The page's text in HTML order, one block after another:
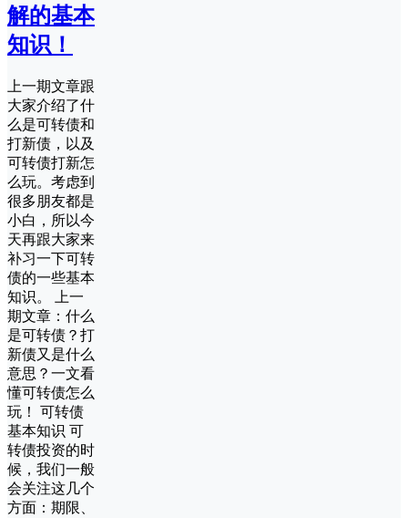
解的基本
知识！
上一期文章跟
大家介绍了什
么是可转债和
打新债，以及
可转债打新怎
么玩。考虑到
很多朋友都是
小白，所以今
天再跟大家来
补习一下可转
债的一些基本
知识。 上一
期文章：什么
是可转债？打
新债又是什么
意思？一文看
懂可转债怎么
玩！ 可转债
基本知识 可
转债投资的时
候，我们一般
会关注这几个
方面：期限、